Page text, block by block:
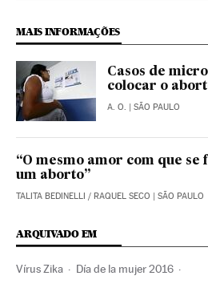
MAIS INFORMAÇÕES
Casos de
colocar o
A. O. | SÃO PAULO
“O mesmo amor com que se
um aborto”
TALITA BEDINELLI / RAQUEL SECO | SÃO PAULO
ARQUIVADO EM
Vírus Zika Día de la mujer 2016